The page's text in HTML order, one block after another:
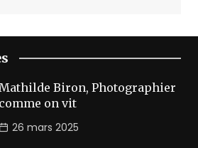
Mathilde Biron, Photographier
comme on vit
26 mars 2025